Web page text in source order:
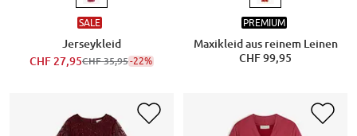
SALE
Jerseykleid
CHF 27,95CHF 35,95-22%
PREMIUM
Maxikleid aus reinem Leinen
CHF 99,95